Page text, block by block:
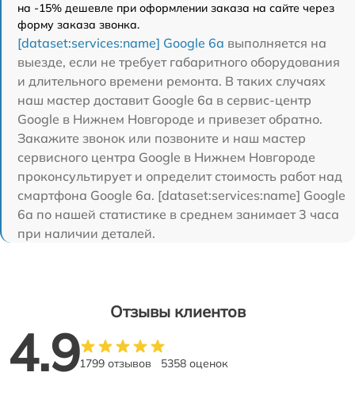
на -15% дешевле при оформлении заказа на сайте через
форму заказа звонка.
[dataset:services:name] Google 6a выполняется на
выезде, если не требует габаритного оборудования
и длительного времени ремонта. В таких случаях
наш мастер доставит Google 6a в сервис-центр
Google в Нижнем Новгороде и привезет обратно.
Закажите звонок или позвоните и наш мастер
сервисного центра Google в Нижнем Новгороде
проконсультирует и определит стоимость работ над
смартфона Google 6a. [dataset:services:name] Google
6a по нашей статистике в среднем занимает 3 часа
при наличии деталей.
Отзывы клиентов
4.91799 отзывов 5358 оценок